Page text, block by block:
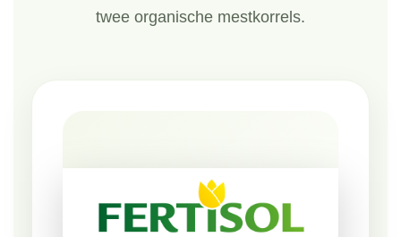
twee organische mestkorrels.